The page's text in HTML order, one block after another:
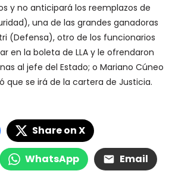
y no anticipará los reemplazos de
una de las grandes ganadoras
(Defensa), otro de los funcionarios
en la boleta de LLA y le ofrendaron
al jefe del Estado; o Mariano Cúneo
que se irá de la cartera de Justicia.
Share on X
WhatsApp Email